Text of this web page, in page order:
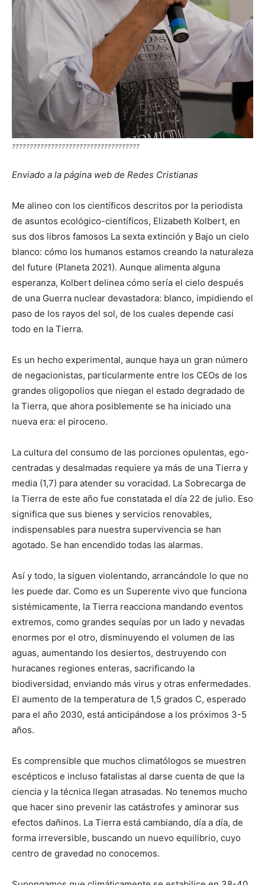
????????????????????????????????????
Enviado a la página web de Redes Cristianas
Me alineo con los científicos descritos por la periodista
de asuntos ecológico-científicos, Elizabeth Kolbert, en
sus dos libros famosos La sexta extinción y Bajo un cielo
blanco: cómo los humanos estamos creando la naturaleza
del future (Planeta 2021). Aunque alimenta alguna
esperanza, Kolbert delinea cómo sería el cielo después
de una Guerra nuclear devastadora: blanco, impidiendo el
paso de los rayos del sol, de los cuales depende casi
todo en la Tierra.
Es un hecho experimental, aunque haya un gran número
de negacionistas, particularmente entre los CEOs de los
grandes oligopolios que niegan el estado degradado de
la Tierra, que ahora posiblemente se ha iniciado una
nueva era: el piroceno.
La cultura del consumo de las porciones opulentas, ego-
centradas y desalmadas requiere ya más de una Tierra y
media (1,7) para atender su voracidad. La Sobrecarga de
la Tierra de este año fue constatada el día 22 de julio. Eso
significa que sus bienes y servicios renovables,
indispensables para nuestra supervivencia se han
agotado. Se han encendido todas las alarmas.
Así y todo, la siguen violentando, arrancándole lo que no
les puede dar. Como es un Superente vivo que funciona
sistémicamente, la Tierra reacciona mandando eventos
extremos, como grandes sequías por un lado y nevadas
enormes por el otro, disminuyendo el volumen de las
aguas, aumentando los desiertos, destruyendo con
huracanes regiones enteras, sacrificando la
biodiversidad, enviando más virus y otras enfermedades.
El aumento de la temperatura de 1,5 grados C, esperado
para el año 2030, está anticipándose a los próximos 3-5
años.
Es comprensible que muchos climatólogos se muestren
escépticos e incluso fatalistas al darse cuenta de que la
ciencia y la técnica llegan atrasadas. No tenemos mucho
que hacer sino prevenir las catástrofes y aminorar sus
efectos dañinos. La Tierra está cambiando, día a día, de
forma irreversible, buscando un nuevo equilibrio, cuyo
centro de gravedad no conocemos.